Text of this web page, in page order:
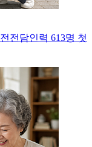
전담인력 613명 첫